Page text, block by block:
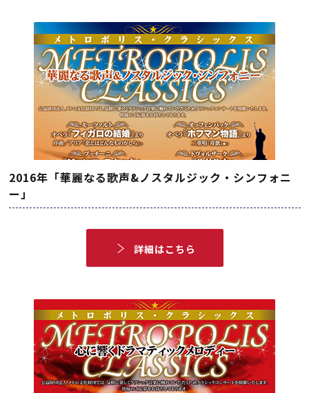
2016年「華麗なる歌声&ノスタルジック・シンフォニ
ー」
詳細はこちら